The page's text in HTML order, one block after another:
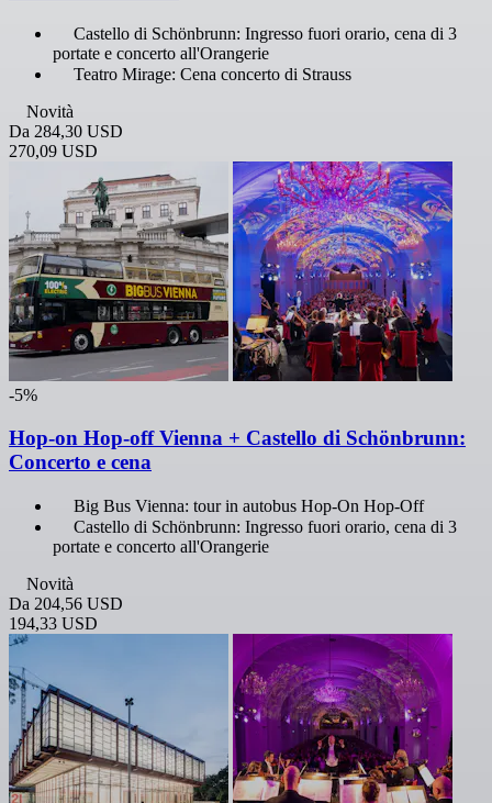
Castello di Schönbrunn: Ingresso fuori orario, cena di 3
portate e concerto all'Orangerie
Teatro Mirage: Cena concerto di Strauss
Novità
Da 284,30 USD
270,09 USD
-5%
Hop-on Hop-off Vienna + Castello di Schönbrunn:
Concerto e cena
Big Bus Vienna: tour in autobus Hop-On Hop-Off
Castello di Schönbrunn: Ingresso fuori orario, cena di 3
portate e concerto all'Orangerie
Novità
Da 204,56 USD
194,33 USD